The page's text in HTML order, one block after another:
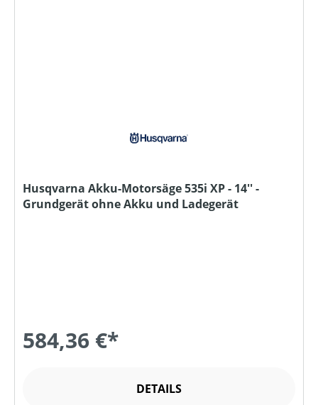
Husqvarna Akku-Motorsäge 535i XP - 14'' -
Grundgerät ohne Akku und Ladegerät
584,36 €*
DETAILS